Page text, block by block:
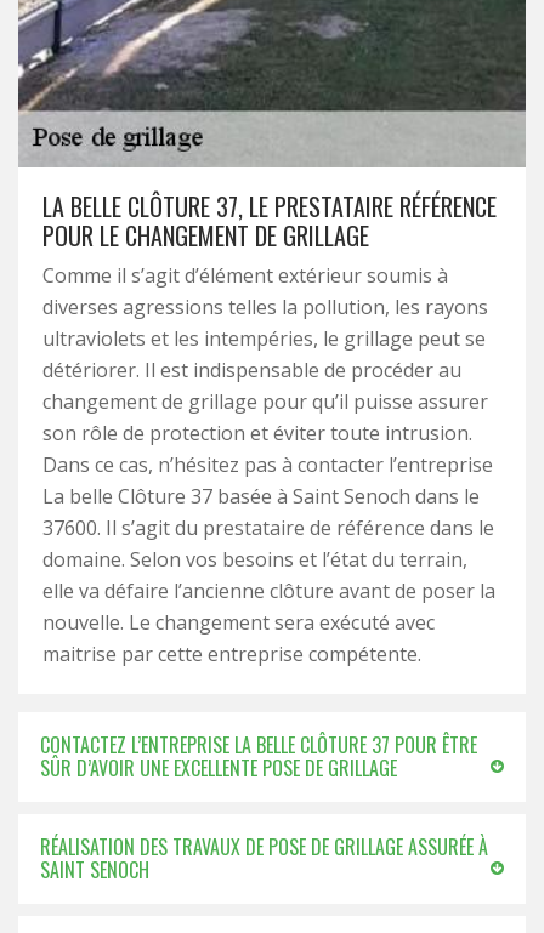
LA BELLE CLÔTURE 37, LE PRESTATAIRE RÉFÉRENCE
POUR LE CHANGEMENT DE GRILLAGE
Comme il s’agit d’élément extérieur soumis à
diverses agressions telles la pollution, les rayons
ultraviolets et les intempéries, le grillage peut se
détériorer. Il est indispensable de procéder au
changement de grillage pour qu’il puisse assurer
son rôle de protection et éviter toute intrusion.
Dans ce cas, n’hésitez pas à contacter l’entreprise
La belle Clôture 37 basée à Saint Senoch dans le
37600. Il s’agit du prestataire de référence dans le
domaine. Selon vos besoins et l’état du terrain,
elle va défaire l’ancienne clôture avant de poser la
nouvelle. Le changement sera exécuté avec
maitrise par cette entreprise compétente.
CONTACTEZ L’ENTREPRISE LA BELLE CLÔTURE 37 POUR ÊTRE
SÛR D’AVOIR UNE EXCELLENTE POSE DE GRILLAGE
RÉALISATION DES TRAVAUX DE POSE DE GRILLAGE ASSURÉE À
SAINT SENOCH